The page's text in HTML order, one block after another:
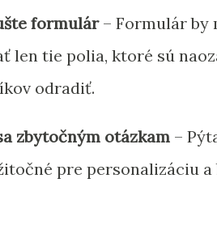
formulár– Formulár by
len tie polia, ktoré sú
odradiť.
zbytočným otázkam –
pre personalizáciu